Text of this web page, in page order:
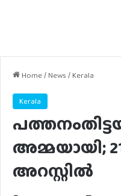
Home/News /Kerala
Kerala
അമ്മയായി;
അറസ്റ്റിൽ